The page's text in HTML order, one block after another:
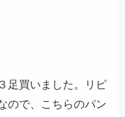
足買いました。リピ
ので、こちらのパン